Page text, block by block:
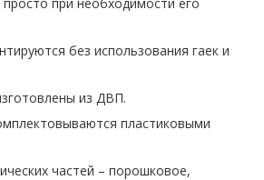
без использования гаек и
из ДВП.
пластиковыми
частей – порошковое,